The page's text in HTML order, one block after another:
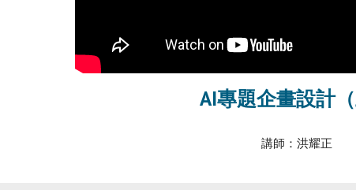
AI專題企畫設計（
講師：洪耀正